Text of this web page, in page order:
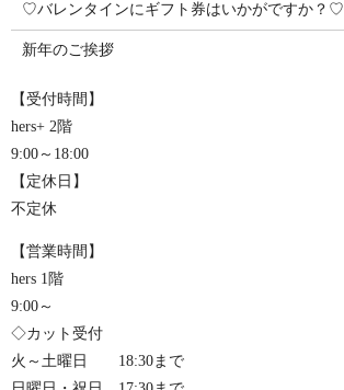
♡バレンタインにギフト券はいかがですか？♡
新年のご挨拶
【受付時間】
hers+ 2階
9:00～18:00
【定休日】
不定休
【営業時間】
hers 1階
9:00～
◇カット受付
火～土曜日 18:30まで